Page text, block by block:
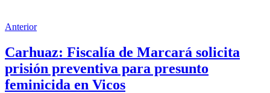
Anterior
Carhuaz: Fiscalía de Marcará solicita
prisión preventiva para presunto
feminicida en Vicos